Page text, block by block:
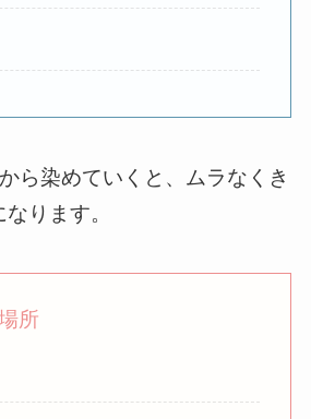
ら染めていくと、ムラなくき
ります。
所